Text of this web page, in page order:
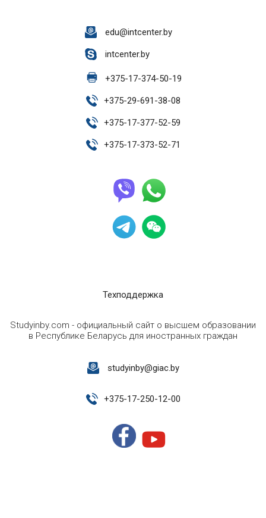
edu@intcenter.by
intcenter.by
+375-17-374-50-19
+375-29-691-38-08
+375-17-377-52-59
+375-17-373-52-71
Техподдержка
Studyinby.com - официальный сайт о высшем образовании
в Республике Беларусь для иностранных граждан
studyinby@giac.by
+375-17-250-12-00